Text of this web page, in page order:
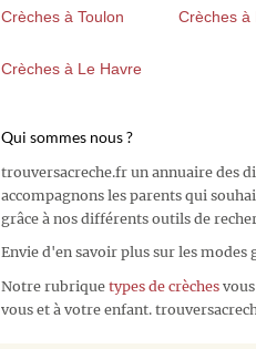
Crèches à Toulon
Crèches à
Crèches à Le Havre
Qui sommes nous ?
trouversacreche.fr un annuaire des
accompagnons les parents qui
grâce à nos différents outils de
Envie d'en savoir plus sur les modes
Notre rubrique types de crèches
vous et à votre enfant.